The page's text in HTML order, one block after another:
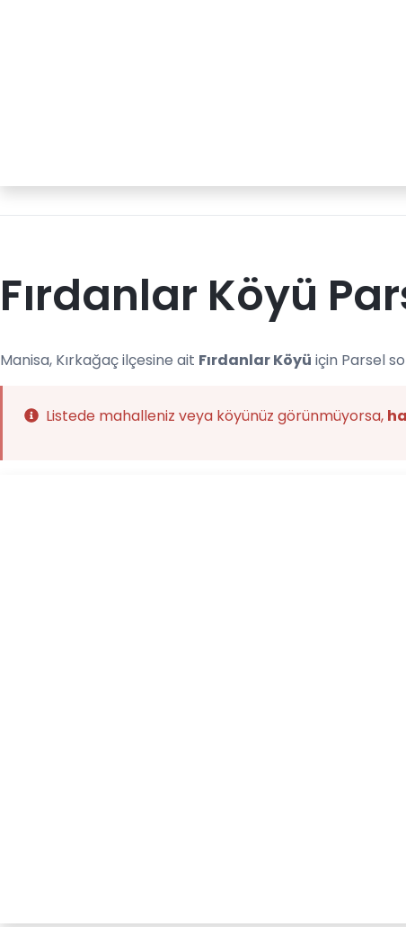
Fırdanlar Köyü
Manisa, Kırkağaç ilçesine ait Fırdanlar Köyü için Parsel
Listede mahalleniz veya köyünüz görünmüyorsa,